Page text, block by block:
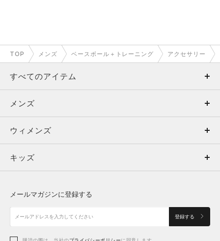
TOP メンズ ベースボール＋トレーニング アクセサリー
すべてのアイテム
メンズ
ウィメンズ
キッズ
アクセサリー
メンズ
トップス
ボトムス
アクセサリー
ウィメンズ
トップス
シューズ
キッズ
メールマガジンに登録する
登録する